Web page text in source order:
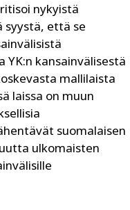
nykyistä
että se
kansainvälisestä
mallilaista
laissa on muun
suomalaisen
ulkomaisten